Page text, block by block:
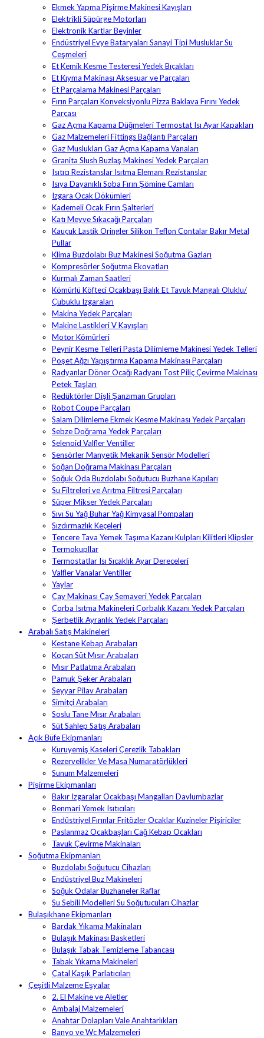
Ekmek Yapma Pişirme Makinesi Kayışları
Elektrikli Süpürge Motorları
Elektronik Kartlar Beyinler
Endüstriyel Evye Bataryaları Sanayi Tipi Musluklar Su
Çeşmeleri
Et Kemik Kesme Testeresi Yedek Bıçakları
Et Kıyma Makinası Aksesuar ve Parçaları
Et Parçalama Makinesi Parçaları
Fırın Parçaları Konveksiyonlu Pizza Baklava Fırını Yedek
Parçası
Gaz Açma Kapama Düğmeleri Termostat Isı Ayar Kapakları
Gaz Malzemeleri Fittings Bağlantı Parçaları
Gaz Muslukları Gaz Açma Kapama Vanaları
Granita Slush Buzlaş Makinesi Yedek Parçaları
Isıtıcı Rezistanslar Isıtma Elemanı Rezistanslar
Isıya Dayanıklı Soba Fırın Şömine Camları
Izgara Ocak Dökümleri
Kademeli Ocak Fırın Şalterleri
Katı Meyve Sıkacağı Parçaları
Kauçuk Lastik Oringler Silikon Teflon Contalar Bakır Metal
Pullar
Klima Buzdolabı Buz Makinesi Soğutma Gazları
Kompresörler Soğutma Ekovatları
Kurmalı Zaman Saatleri
Kömürlü Köfteci Ocakbaşı Balık Et Tavuk Mangalı Oluklu/
Çubuklu Izgaraları
Makina Yedek Parçaları
Makine Lastikleri V Kayışları
Motor Kömürleri
Peynir Kesme Telleri Pasta Dilimleme Makinesi Yedek Telleri
Poşet Ağzı Yapıştırma Kapama Makinası Parçaları
Radyanlar Döner Ocağı Radyanı Tost Piliç Çevirme Makinası
Petek Taşları
Redüktörler Dişli Şanzıman Grupları
Robot Coupe Parçaları
Salam Dilimleme Ekmek Kesme Makinası Yedek Parçaları
Sebze Doğrama Yedek Parçaları
Selenoid Valfler Ventiller
Sensörler Manyetik Mekanik Sensör Modelleri
Soğan Doğrama Makinası Parçaları
Soğuk Oda Buzdolabı Soğutucu Buzhane Kapıları
Su Filtreleri ve Arıtma Filtresi Parçaları
Süper Mikser Yedek Parçaları
Sıvı Su Yağ Buhar Yağ Kimyasal Pompaları
Sızdırmazlık Keçeleri
Tencere Tava Yemek Taşıma Kazanı Kulpları Kilitleri Klipsler
Termokupllar
Termostatlar Isı Sıcaklık Ayar Dereceleri
Valfler Vanalar Ventiller
Yaylar
Çay Makinası Çay Semaveri Yedek Parçaları
Çorba Isıtma Makineleri Çorbalık Kazanı Yedek Parçaları
Şerbetlik Ayranlık Yedek Parçaları
Arabalı Satış Makineleri
Kestane Kebap Arabaları
Koçan Süt Mısır Arabaları
Mısır Patlatma Arabaları
Pamuk Şeker Arabaları
Seyyar Pilav Arabaları
Simitçi Arabaları
Soslu Tane Mısır Arabaları
Süt Sahlep Satış Arabaları
Açık Büfe Ekipmanları
Kuruyemiş Kaseleri Çerezlik Tabakları
Rezervelikler Ve Masa Numaratörlükleri
Sunum Malzemeleri
Pişirme Ekipmanları
Bakır Izgaralar Ocakbaşı Mangalları Davlumbazlar
Benmari Yemek Isıtıcıları
Endüstriyel Fırınlar Fritözler Ocaklar Kuzineler Pişiriciler
Paslanmaz Ocakbaşları Cağ Kebap Ocakları
Tavuk Çevirme Makinaları
Soğutma Ekipmanları
Buzdolabı Soğutucu Cihazları
Endüstriyel Buz Makineleri
Soğuk Odalar Buzhaneler Raflar
Su Sebili Modelleri Su Soğutucuları Cihazlar
Bulaşıkhane Ekipmanları
Bardak Yıkama Makinaları
Bulaşık Makinası Basketleri
Bulaşık Tabak Temizleme Tabancası
Tabak Yıkama Makineleri
Çatal Kaşık Parlatıcıları
Çeşitli Malzeme Eşyalar
2. El Makine ve Aletler
Ambalaj Malzemeleri
Anahtar Dolapları Vale Anahtarlıkları
Banyo ve Wc Malzemeleri